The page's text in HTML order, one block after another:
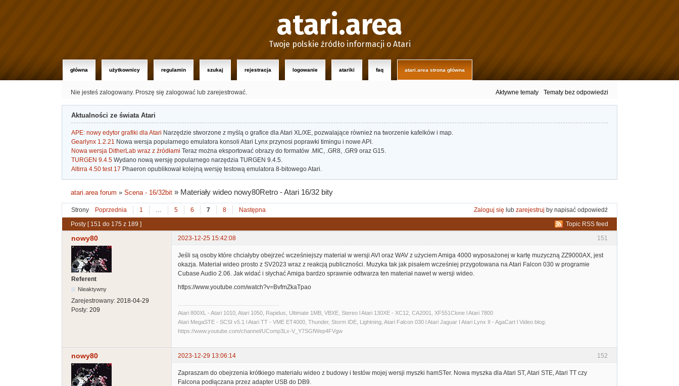
atari.area
Twoje polskie źródło informacji o Atari
główna użytkownicy regulamin szukaj rejestracja logowanie atariki faq atari.area strona główna
Nie jesteś zalogowany. Proszę się zalogować lub zarejestrować. Aktywne tematy Tematy bez odpowiedzi
Aktualności ze świata Atari
APE: nowy edytor grafiki dla Atari Narzędzie stworzone z myślą o grafice dla Atari XL/XE, pozwalające również na tworzenie kafelków i map.
Gearlynx 1.2.21 Nowa wersja popularnego emulatora konsoli Atari Lynx przynosi poprawki timingu i nowe API.
Nowa wersja DitherLab wraz z źródłami Teraz można eksportować obrazy do formatów .MIC, .GR8, .GR9 oraz G15.
TURGEN 9.4.5 Wydano nową wersję popularnego narzędzia TURGEN 9.4.5.
Altirra 4.50 test 17 Phaeron opublikował kolejną wersję testową emulatora 8-bitowego Atari.
atari.area forum »Scena - 16/32bit » Materiały wideo nowy80Retro - Atari 16/32 bity
Strony Poprzednia 1 … 5 6 7 8 Następna Zaloguj się lub zarejestruj by napisać odpowiedź
Topic RSS feed
Posty [ 151 do 175 z 189 ]
151
nowy80 2023-12-25 15:42:08
Referent
Nieaktywny
Zarejestrowany: 2018-04-29
Posty: 209
Jeśli są osoby które chciałyby obejrzeć wcześniejszy materiał w wersji AVI oraz WAV z użyciem Amiga 4000 wyposażonej w kartę muzyczną ZZ9000AX, jest
okazja. Materiał wideo prosto z SV2023 wraz z reakcją publiczności. Muzyka tak jak pisałem wcześniej przygotowana na Atari Falcon 030 w programie
Cubase Audio 2.06. Jak widać i słychać Amiga bardzo sprawnie odtwarza ten materiał nawet w wersji wideo.
https://www.youtube.com/watch?v=BvfmZkaTpao
Atari 800XL - Atari 1010, Atari 1050, Rapidus, Ultimate 1MB, VBXE, Stereo l Atari 130XE - XC12, CA2001, XF551Clone l Atari 7800
Atari MegaSTE - SCSI v5.1 l Atari TT - VME ET4000, Thunder, Storm IDE, Lightning, Atari Falcon 030 l Atari Jaguar I Atari Lynx II - AgaCart l Video blog:
https://www.youtube.com/channel/UComp3Lx-V_Y7SGfWep4FVgw
152
nowy80 2023-12-29 13:06:14
Zapraszam do obejrzenia krótkiego materiału wideo z budowy i testów mojej wersji myszki hamSTer. Nowa myszka dla Atari ST, Atari STE, Atari TT czy
Falcona podłączana przez adapter USB do DB9.